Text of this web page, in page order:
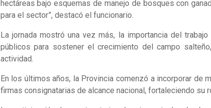
hectáreas bajo esquemas de manejo de bosques con
para el sector”, destacó el funcionario.
La jornada mostró una vez más, la importancia del
públicos para sostener el crecimiento del campo
actividad.
En los últimos años, la Provincia comenzó a incorporar
firmas consignatarias de alcance nacional, fortaleciendo su